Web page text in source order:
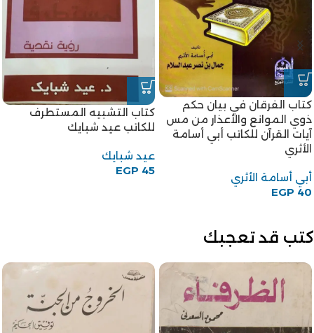
-18%
كتاب المرأة الجديدة للكاتب
قاسم أمين
قاسم أمين
EGP 55
EGP 45
-18%
كتاب أحكام الحيض والنفاس
للكاتبة أم الحسن رحاب بنت
محمد الخولي
أم الحسن رحاب بنت محمد
الخولي
كتب قد تعجبك